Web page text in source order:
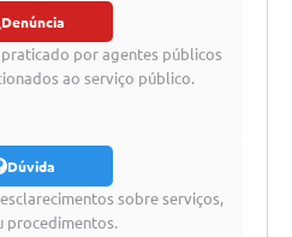
Denúncia
por agentes públicos
ao serviço público.
Dúvida
sobre serviços,
procedimentos.